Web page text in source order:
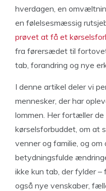
hverdagen, en
en følelsesmæssig
prøvet at få et
fra førersædet til
tab, forandring og nye
I denne artikel deler vi
mennesker, der har
lommen. Her fortæller
kørselsforbuddet, om at
venner og familie, og om
betydningsfulde
ikke kun tab, der fylder
også nye venskaber,